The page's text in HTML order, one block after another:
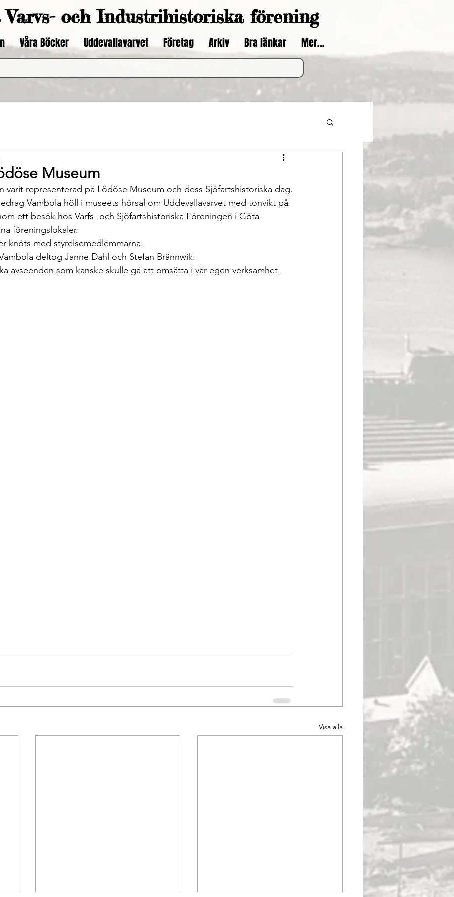
Varvs- och Industrihistoriska förening
Våra Böcker Uddevallavarvet Företag Arkiv Bra länkar Mer...
Museum
varit representerad på Lödöse Museum och dess Sjöfartshistoriska dag.
Vambola höll i museets hörsal om Uddevallavarvet med tonvikt på
ett besök hos Varfs- och Sjöfartshistoriska Föreningen i Göta
föreningslokaler.
knöts med styrelsemedlemmarna.
deltog Janne Dahl och Stefan Brännwik.
avseenden som kanske skulle gå att omsätta i vår egen verksamhet.
Visa alla